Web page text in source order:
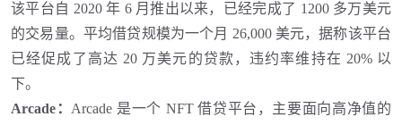
该平台自 2020 年 6 月推出以来，已经完成了 1200 多万美元
的交易量。平均借贷规模为一个月 26,000 美元，据称该平台
已经促成了高达 20 万美元的贷款，违约率维持在 20% 以
下。
Arcade ： Arcade 是一个 NFT 借贷平台，主要面向高净值的